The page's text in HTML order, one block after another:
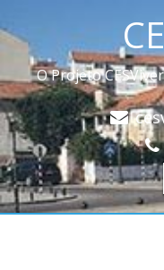
O Projeto